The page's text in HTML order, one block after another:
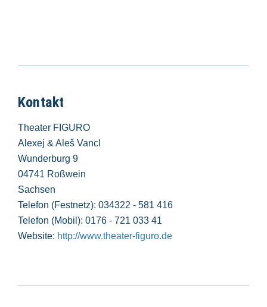
Kontakt
Theater FIGURO
Alexej & Aleš Vancl
Wunderburg 9
04741 Roßwein
Sachsen
Telefon (Festnetz): 034322 - 581 416
Telefon (Mobil): 0176 - 721 033 41
Website: http://www.theater-figuro.de